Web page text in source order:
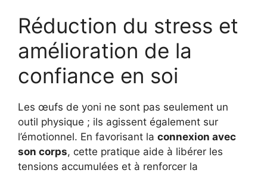
Réduction du stress et
amélioration de la
confiance en soi
Les œufs de yoni ne sont pas seulement un
outil physique ; ils agissent également sur
l’émotionnel. En favorisant la connexion avec
son corps, cette pratique aide à libérer les
tensions accumulées et à renforcer la